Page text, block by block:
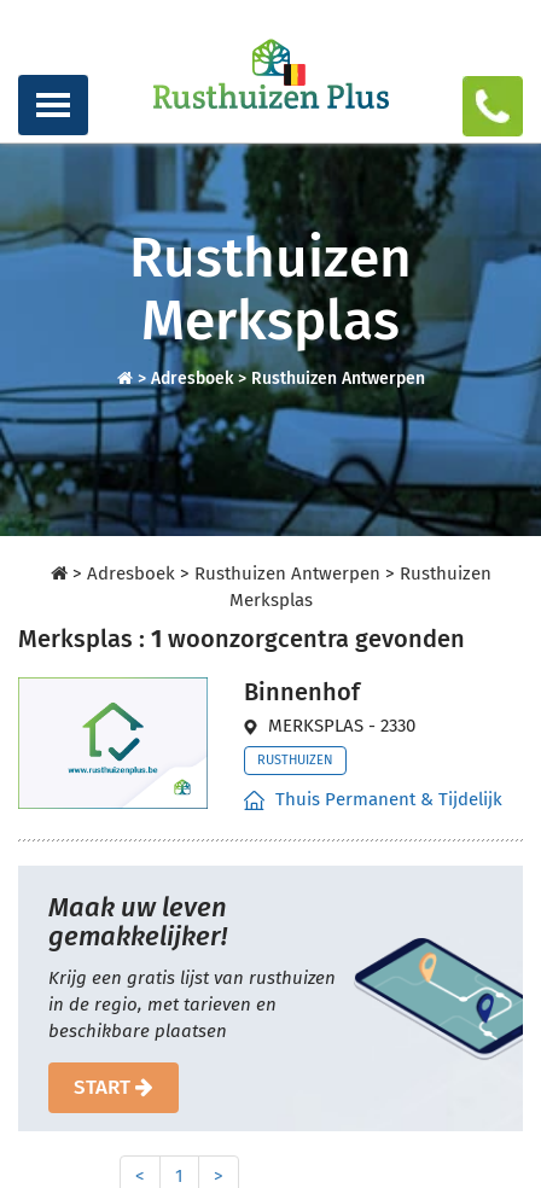
Rusthuizen
Merksplas
>Adresboek>Rusthuizen Antwerpen
> Adresboek > Rusthuizen Antwerpen > Rusthuizen
Merksplas
Merksplas : 1 woonzorgcentra gevonden
Binnenhof
MERKSPLAS - 2330
RUSTHUIZEN
Thuis Permanent & Tijdelijk
Maak uw leven
gemakkelijker!
Krijg een gratis lijst van rusthuizen
in de regio, met tarieven en
beschikbare plaatsen
START
< 1 >